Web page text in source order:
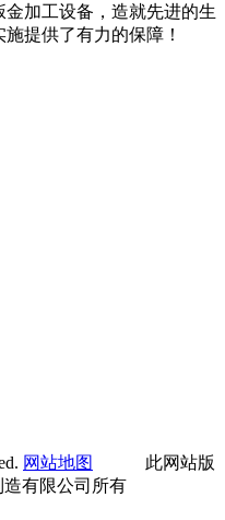
加工设备，造就先进的生
提供了有力的保障！
网站地图
此网站版
有限公司所有